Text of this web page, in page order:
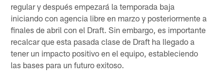
regular y después empezará la temporada baja
iniciando con agencia libre en marzo y posteriormente a
finales de abril con el Draft. Sin embargo, es importante
recalcar que esta pasada clase de Draft ha llegado a
tener un impacto positivo en el equipo, estableciendo
las bases para un futuro exitoso.